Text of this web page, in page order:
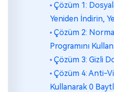
Çözüm 1:
Yeniden İndirin,
Çözüm 2:
Programını
Çözüm 3: Gizli
Çözüm 4: Anti-
Kullanarak 0